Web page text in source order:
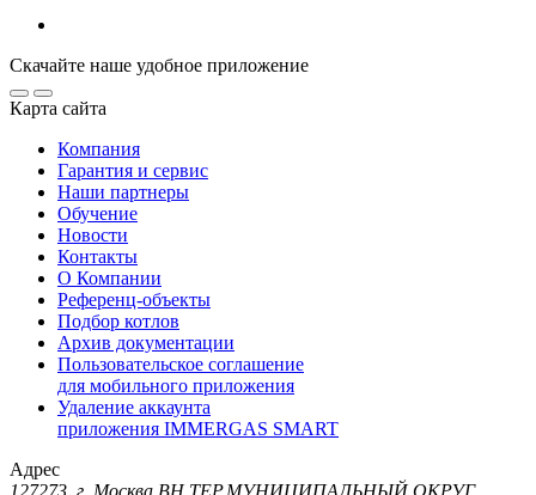
Скачайте наше удобное приложение
Карта сайта
Компания
Гарантия и сервис
Наши партнеры
Обучение
Новости
Контакты
О Компании
Референц-объекты
Подбор котлов
Архив документации
Пользовательское соглашение
для мобильного приложения
Удаление аккаунта
приложения IMMERGAS SMART
Адрес
127273, г. Москва ВН.ТЕР.МУНИЦИПАЛЬНЫЙ ОКРУГ